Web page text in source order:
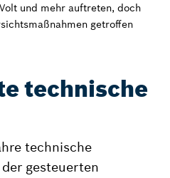
und mehr auftreten, doch
getroffen
technische
technische
gesteuerten